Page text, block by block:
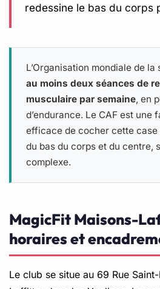
redessine le bas du corps
L’Organisation mondiale de
au moins deux séances de
musculaire par semaine, en
d’endurance. Le CAF est une
efficace de cocher cette
du bas du corps et du centre,
complexe.
MagicFit Maisons-
horaires et
Le club se situe au 69 Rue